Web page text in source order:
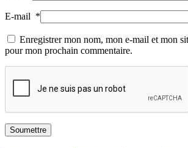
E-mail *
Enregistrer mon nom, mon e-mail et mon
pour mon prochain commentaire.